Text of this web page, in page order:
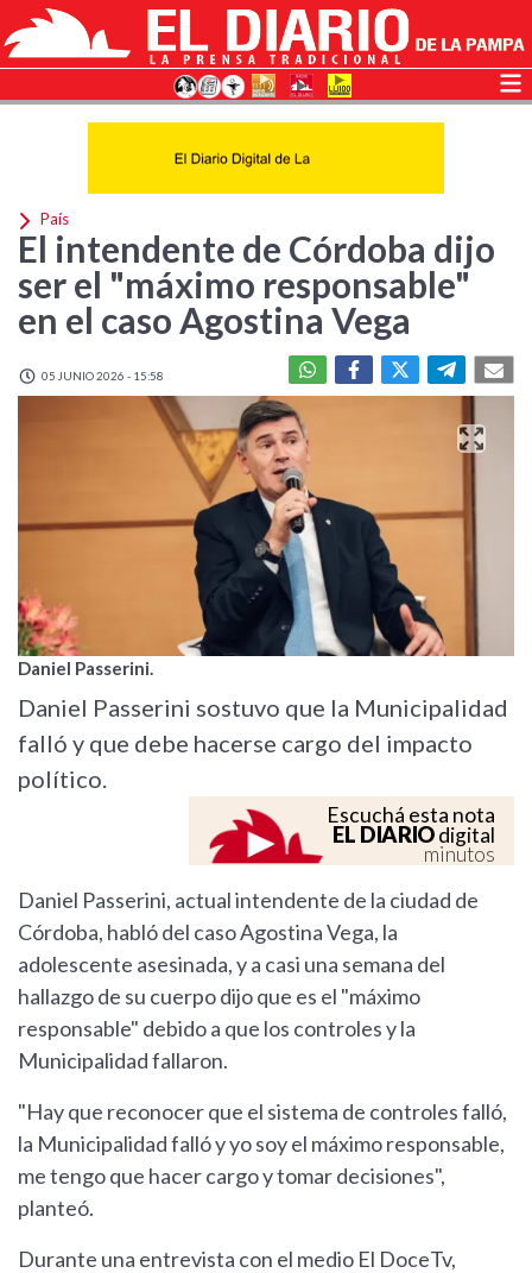
País
El intendente de Córdoba dijo
ser el "máximo responsable"
en el caso Agostina Vega
05 JUNIO 2026 - 15:58
Daniel Passerini.
Daniel Passerini sostuvo que la Municipalidad
falló y que debe hacerse cargo del impacto
político.
Escuchá esta nota
EL DIARIOdigital
minutos
Daniel Passerini, actual intendente de la ciudad de
Córdoba, habló del caso Agostina Vega, la
adolescente asesinada, y a casi una semana del
hallazgo de su cuerpo dijo que es el "máximo
responsable" debido a que los controles y la
Municipalidad fallaron.
"Hay que reconocer que el sistema de controles falló,
la Municipalidad falló y yo soy el máximo responsable,
me tengo que hacer cargo y tomar decisiones",
planteó.
Durante una entrevista con el medio El DoceTv,